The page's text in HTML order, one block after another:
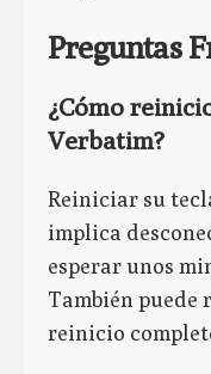
Preguntas
¿Cómo
Verbatim?
Reiniciar su
implica
esperar unos
También puede
reinicio